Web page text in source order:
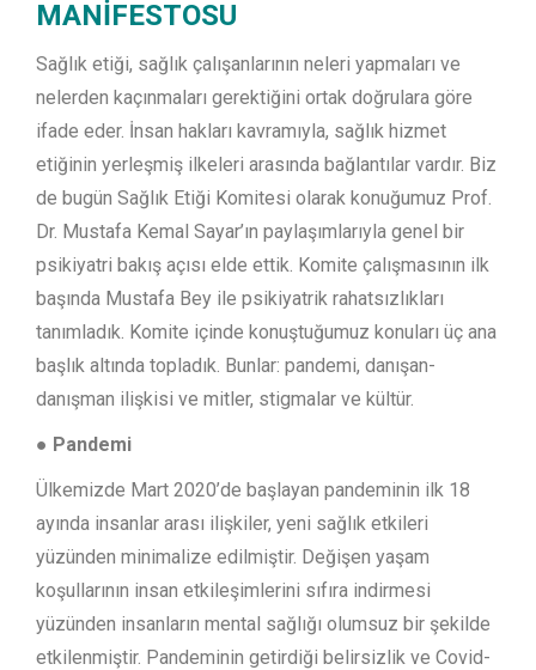
MANİFESTOSU
Sağlık etiği, sağlık çalışanlarının neleri yapmaları ve
nelerden kaçınmaları gerektiğini ortak doğrulara göre
ifade eder. İnsan hakları kavramıyla, sağlık hizmet
etiğinin yerleşmiş ilkeleri arasında bağlantılar vardır. Biz
de bugün Sağlık Etiği Komitesi olarak konuğumuz Prof.
Dr. Mustafa Kemal Sayar’ın paylaşımlarıyla genel bir
psikiyatri bakış açısı elde ettik. Komite çalışmasının ilk
başında Mustafa Bey ile psikiyatrik rahatsızlıkları
tanımladık. Komite içinde konuştuğumuz konuları üç ana
başlık altında topladık. Bunlar: pandemi, danışan-
danışman ilişkisi ve mitler, stigmalar ve kültür.
● Pandemi
Ülkemizde Mart 2020’de başlayan pandeminin ilk 18
ayında insanlar arası ilişkiler, yeni sağlık etkileri
yüzünden minimalize edilmiştir. Değişen yaşam
koşullarının insan etkileşimlerini sıfıra indirmesi
yüzünden insanların mental sağlığı olumsuz bir şekilde
etkilenmiştir. Pandeminin getirdiği belirsizlik ve Covid-